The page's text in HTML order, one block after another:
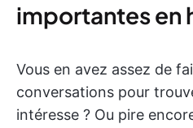
importantes en
Vous en avez assez de
conversations pour
intéresse ? Ou pire